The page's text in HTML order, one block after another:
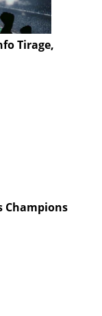
Tirage,
Champions